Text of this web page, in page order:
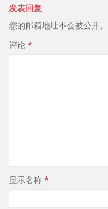
发表回复
您的邮箱地址不会被公开。
评论 *
显示名称 *